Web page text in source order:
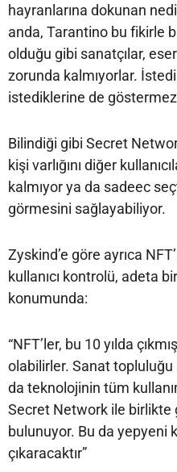
hayranlarına dokunan
anda, Tarantino bu fikirle
olduğu gibi sanatçılar,
zorunda kalmıyorlar.
istediklerine de
Bilindiği gibi Secret
kişi varlığını diğer
kalmıyor ya da sadeec
görmesini sağlayabiliyor.
Zyskind’e göre ayrıca
kullanıcı kontrolü, adeta
konumunda:
“NFT’ler, bu 10 yılda
olabilirler. Sanat topluluğu
da teknolojinin tüm
Secret Network ile
bulunuyor. Bu da yepyeni
çıkaracaktır”